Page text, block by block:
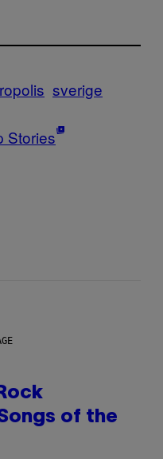
sverige
Stories
of the